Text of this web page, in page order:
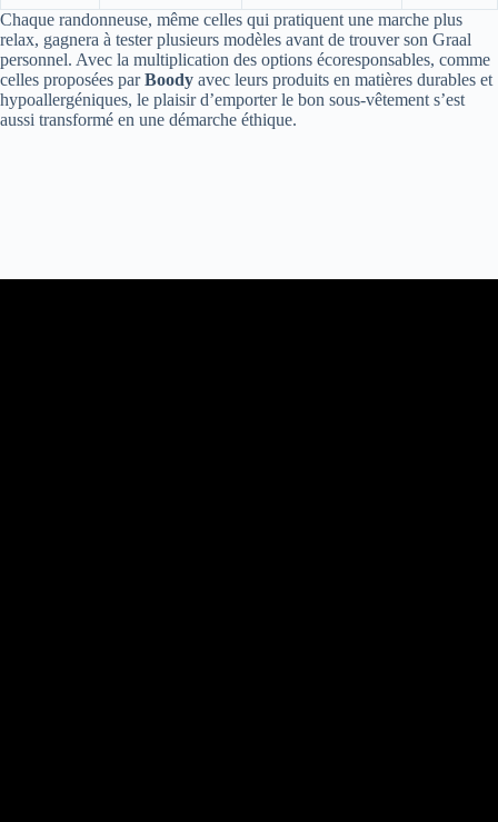
Chaque randonneuse, même celles qui pratiquent une marche plus
relax, gagnera à tester plusieurs modèles avant de trouver son Graal
personnel. Avec la multiplication des options écoresponsables, comme
celles proposées parBoody avec leurs produits en matières durables et
hypoallergéniques, le plaisir d’emporter le bon sous-vêtement s’est
aussi transformé en une démarche éthique.